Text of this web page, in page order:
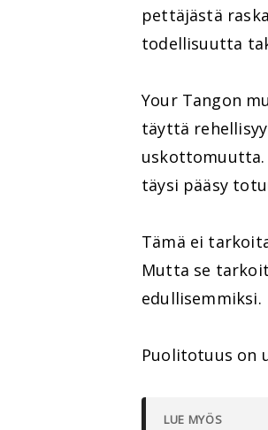
pettäjästä
todellisuutta
Your Tangon
täyttä
täysi pääsy
Tämä ei
Mutta se
edullisemmiksi.
Puolitotuus on
LUE MYÖS